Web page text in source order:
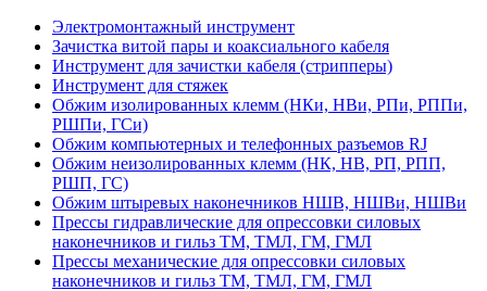
Электромонтажный инструмент
Зачистка витой пары и коаксиального кабеля
Инструмент для зачистки кабеля (стрипперы)
Инструмент для стяжек
Обжим изолированных клемм (НКи, НВи, РПи, РППи,
РШПи, ГСи)
Обжим компьютерных и телефонных разъемов RJ
Обжим неизолированных клемм (НК, НВ, РП, РПП,
РШП, ГС)
Обжим штыревых наконечников НШВ, НШВи, НШВи
Прессы гидравлические для опрессовки силовых
наконечников и гильз ТМ, ТМЛ, ГМ, ГМЛ
Прессы механические для опрессовки силовых
наконечников и гильз ТМ, ТМЛ, ГМ, ГМЛ